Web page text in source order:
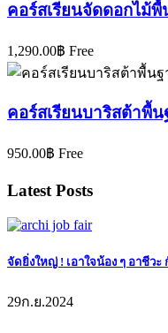
คอร์สเรียนจัดดอกไม้
1,290.00฿ Free
คอร์สเรียนบาริสต้าพื้น
950.00฿ Free
Latest Posts
จัดยิ่งใหญ่ ! เอาใจน้อง ๆ อาชีวะ
29ก.ย.2024